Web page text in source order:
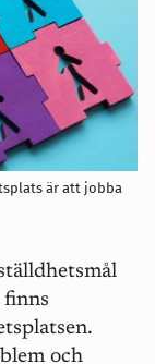
är att jobba
finns
och